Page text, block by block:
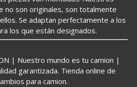
no son originales, son totalmente
Se adaptan perfectamente a los
los que están designados.
| Nuestro mundo es tu camion |
garantizada. Tienda online de
para camion.